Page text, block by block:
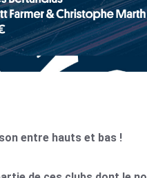
entre hauts et bas !